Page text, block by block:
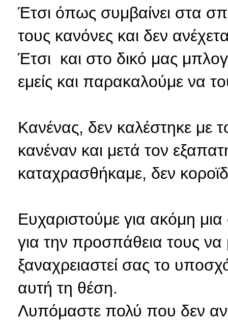
Έτσι όπως συμβαίνει στα
τους κανόνες και δεν
Έτσι και στο δικό μας
εμείς και παρακαλούμε να
Κανένας, δεν καλέστηκε με
κανέναν και μετά τον
καταχρασθήκαμε, δεν
Ευχαριστούμε για ακόμη
για την προσπάθεια τους
ξαναχρειαστεί σας το
αυτή τη θέση.
Λυπόμαστε πολύ που δεν